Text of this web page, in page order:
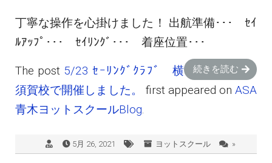
丁寧な操作を心掛けました！ 出航準備･･･ ｾｲ
ﾙｱｯﾌﾟ･･･ ｾｲﾘﾝｸﾞ･･･ 着座位置･･･
続きを読む
The post 5/23 ｾｰﾘﾝｸﾞｸﾗﾌﾞ 横
須賀校で開催しました。
first appeared onASA
青木ヨットスクールBlog.
5月 26, 2021 ヨットスクール »